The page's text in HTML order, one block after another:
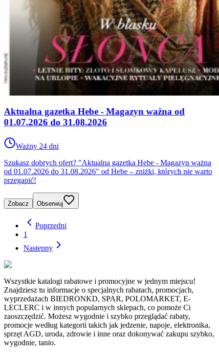
Aktualna gazetka Hebe - Magazyn ważna od
01.07.2026 do 31.08.2026
Ważny 24 dni
Szukasz dobrych ofert? "Aktualna gazetka Hebe - Magazyn ważna
od 01.07.2026 do 31.08.2026" od Hebe – zniżki, których nie warto
przegapić!
Zobacz Obserwuj
Poprzedni
1
Następny
Wszystkie katalogi rabatowe i promocyjne w jednym miejscu!
Znajdziesz tu informacje o specjalnych rabatach, promocjach,
wyprzedażach BIEDRONKD, SPAR, POLOMARKET, E-
LECLERC i w innych popularnych sklepach, co pomoże Ci
zaoszczędzić. Możesz wygodnie i szybko przeglądać rabaty,
promocje według kategorii takich jak jedzenie, napoje, elektronika,
sprzęt AGD, uroda, zdrowie i inne oraz dokonywać zakupu szybko,
wygodnie, tanio.